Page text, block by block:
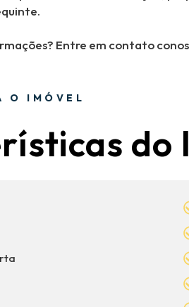
Entre em contato
O IMÓVEL
do